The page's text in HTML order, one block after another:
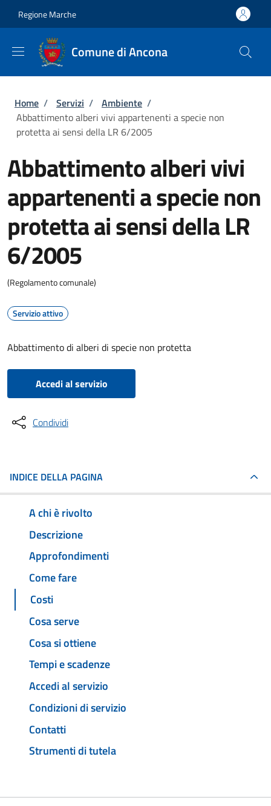
Regione Marche
Comune di Ancona
Briciole di pane
Home / Servizi / Ambiente /
Abbattimento alberi vivi appartenenti a specie non
protetta ai sensi della LR 6/2005
Abbattimento alberi vivi
appartenenti a specie non
protetta ai sensi della LR
6/2005
(Regolamento comunale)
Servizio attivo
Abbattimento di alberi di specie non protetta
Accedi al servizio
Condividi
INDICE DELLA PAGINA
A chi è rivolto
Descrizione
Approfondimenti
Come fare
Costi
Cosa serve
Cosa si ottiene
Tempi e scadenze
Accedi al servizio
Condizioni di servizio
Contatti
Strumenti di tutela